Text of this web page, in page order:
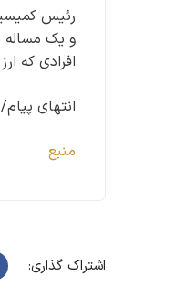
رئیس
و یک مساله
افرادی که
انتهای پیام/
منبع
اشتراک گذاری: